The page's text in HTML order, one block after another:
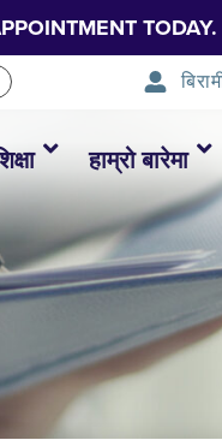
TODAY.
हाम्रो बारेमा